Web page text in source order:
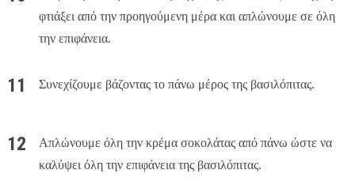
φτιάξει από την προηγούμενη μέρα και απλώνουμε σε όλη
την επιφάνεια.
Συνεχίζουμε βάζοντας το πάνω μέρος της βασιλόπιτας.
Απλώνουμε όλη την κρέμα σοκολάτας από πάνω ώστε να
καλύψει όλη την επιφάνεια της βασιλόπιτας.